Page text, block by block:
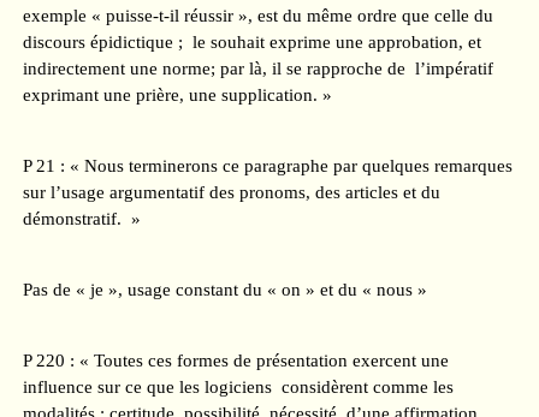
exemple « puisse-t-il réussir », est du même ordre que celle du
discours épidictique ; le souhait exprime une approbation, et
indirectement une norme; par là, il se rapproche de l’impératif
exprimant une prière, une supplication. »
P 21 : « Nous terminerons ce paragraphe par quelques remarques
sur l’usage argumentatif des pronoms, des articles et du
démonstratif. »
Pas de « je », usage constant du « on » et du « nous »
P 220 : « Toutes ces formes de présentation exercent une
influence sur ce que les logiciens considèrent comme les